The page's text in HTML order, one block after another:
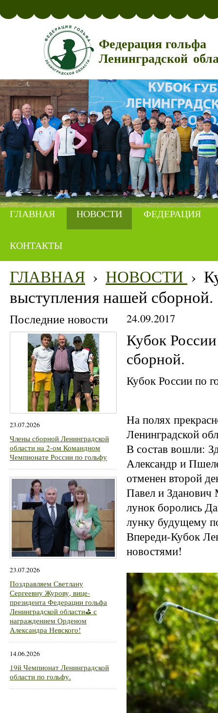
Федерация гольфа
Ленинградской
ГЛАВНАЯ НОВОСТИ ФЕДЕРАЦИЯ
КОНТАКТЫ
ГЛАВНАЯ › НОВОСТИ ›
выступления нашей сборной.
Последние новости
23.07.2026
Члены сборной Ленинградской
области на 2-ом Командном
Чемпионате России по гольфу
23.07.2026
Поздравляем Светлану
Сергеевну Журову, вице-
президента Федерации гольфа
Ленинградской области⛳ с
награждением Орденом
Александра Невского!
14.06.2026
19й Чемпионат Ленинградской
области по гольфу.
24.09.2017
Кубок
сборной.
Кубок России по
На полях
Ленинградской
В состав вошли:
Александр и
отменен второй
Павел и Зданович
лунок боролись
лунку будущему
Впереди-Кубок
новостями!